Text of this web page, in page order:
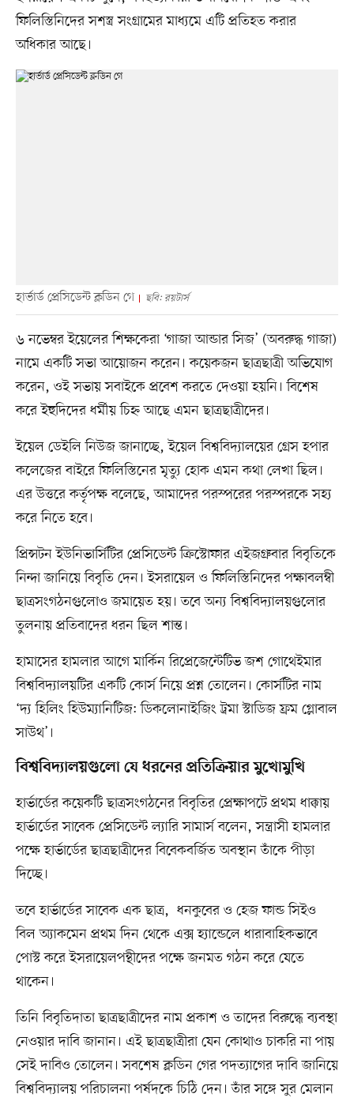
ফিলিস্তিনিদের সশস্ত্র সংগ্রামের মাধ্যমে এটি প্রতিহত করার
অধিকার আছে।
হার্ভার্ড প্রেসিডেন্ট ক্লডিন গে ছবি: রয়টার্স
৬ নভেম্বর ইয়েলের শিক্ষকেরা ‘গাজা আন্ডার সিজ’ (অবরুদ্ধ গাজা)
নামে একটি সভা আয়োজন করেন। কয়েকজন ছাত্রছাত্রী অভিযোগ
করেন, ওই সভায় সবাইকে প্রবেশ করতে দেওয়া হয়নি। বিশেষ
করে ইহুদিদের ধর্মীয় চিহ্ন আছে এমন ছাত্রছাত্রীদের।
ইয়েল ডেইলি নিউজ জানাচ্ছে, ইয়েল বিশ্ববিদ্যালয়ের গ্রেস হপার
কলেজের বাইরে ফিলিস্তিনের মৃত্যু হোক এমন কথা লেখা ছিল।
এর উত্তরে কর্তৃপক্ষ বলেছে, আমাদের পরস্পরের পরস্পরকে সহ্য
করে নিতে হবে।
প্রিন্সটন ইউনিভার্সিটির প্রেসিডেন্ট ক্রিস্টোফার এইজগ্রুবার বিবৃতিকে
নিন্দা জানিয়ে বিবৃতি দেন। ইসরায়েল ও ফিলিস্তিনিদের পক্ষাবলম্বী
ছাত্রসংগঠনগুলোও জমায়েত হয়। তবে অন্য বিশ্ববিদ্যালয়গুলোর
তুলনায় প্রতিবাদের ধরন ছিল শান্ত।
হামাসের হামলার আগে মার্কিন রিপ্রেজেন্টেটিভ জশ গোথেইমার
বিশ্ববিদ্যালয়টির একটি কোর্স নিয়ে প্রশ্ন তোলেন। কোর্সটির নাম
‘দ্য হিলিং হিউম্যানিটিজ: ডিকলোনাইজিং ট্রমা স্টাডিজ ফ্রম গ্লোবাল
সাউথ’।
বিশ্ববিদ্যালয়গুলো যে ধরনের প্রতিক্রিয়ার মুখোমুখি
হার্ভার্ডের কয়েকটি ছাত্রসংগঠনের বিবৃতির প্রেক্ষাপটে প্রথম ধাক্কায়
হার্ভার্ডের সাবেক প্রেসিডেন্ট ল্যারি সামার্স বলেন, সন্ত্রাসী হামলার
পক্ষে হার্ভার্ডের ছাত্রছাত্রীদের বিবেকবর্জিত অবস্থান তাঁকে পীড়া
দিচ্ছে।
তবে হার্ভার্ডের সাবেক এক ছাত্র, ধনকুবের ও হেজ ফান্ড সিইও
বিল অ্যাকমেন প্রথম দিন থেকে এক্স হ্যান্ডেলে ধারাবাহিকভাবে
পোস্ট করে ইসরায়েলপন্থীদের পক্ষে জনমত গঠন করে যেতে
থাকেন।
তিনি বিবৃতিদাতা ছাত্রছাত্রীদের নাম প্রকাশ ও তাদের বিরুদ্ধে ব্যবস্থা
নেওয়ার দাবি জানান। এই ছাত্রছাত্রীরা যেন কোথাও চাকরি না পায়
সেই দাবিও তোলেন। সবশেষ ক্লডিন গের পদত্যাগের দাবি জানিয়ে
বিশ্ববিদ্যালয় পরিচালনা পর্ষদকে চিঠি দেন। তাঁর সঙ্গে সুর মেলান